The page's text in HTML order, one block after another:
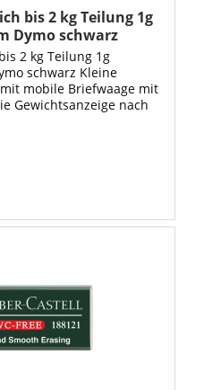
bis 2 kg Teilung 1g
Dymo schwarz
2 kg Teilung 1g
schwarz Kleine
mobile Briefwaage mit
Gewichtsanzeige nach